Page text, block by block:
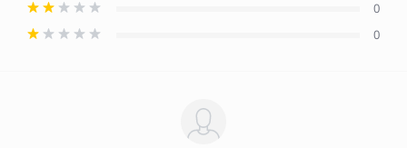
0
0